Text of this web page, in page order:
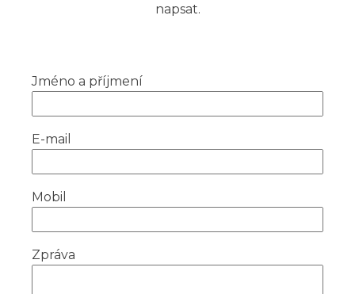
napsat.
Jméno a příjmení
E-mail
Mobil
Zpráva